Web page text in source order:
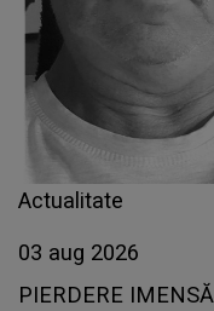
Actualitate
03 aug 2026
PIERDERE